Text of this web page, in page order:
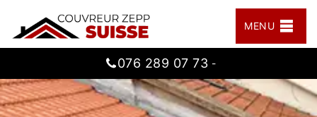
MENU
076 289 07 73 -